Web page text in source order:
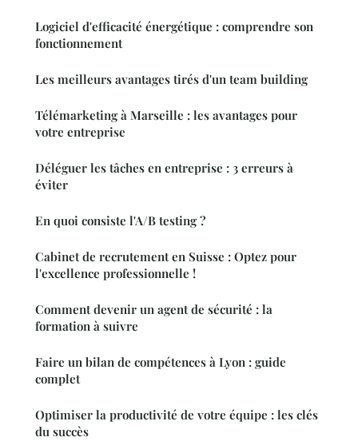
Logiciel d'efficacité énergétique : comprendre son
fonctionnement
Les meilleurs avantages tirés d'un team building
Télémarketing à Marseille : les avantages pour
votre entreprise
Déléguer les tâches en entreprise : 3 erreurs à
éviter
En quoi consiste l'A/B testing ?
Cabinet de recrutement en Suisse : Optez pour
l'excellence professionnelle !
Comment devenir un agent de sécurité : la
formation à suivre
Faire un bilan de compétences à Lyon : guide
complet
Optimiser la productivité de votre équipe : les clés
du succès